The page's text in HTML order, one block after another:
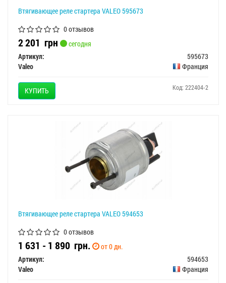
Втягивающее реле стартера VALEO 595673
0 отзывов
2 201 грн
сегодня
Артикул:
595673
Valeo
Франция
КУПИТЬ Код: 222404-2
Втягивающее реле стартера VALEO 594653
0 отзывов
1 631 - 1 890 грн.
от 0 дн.
Артикул:
594653
Valeo
Франция